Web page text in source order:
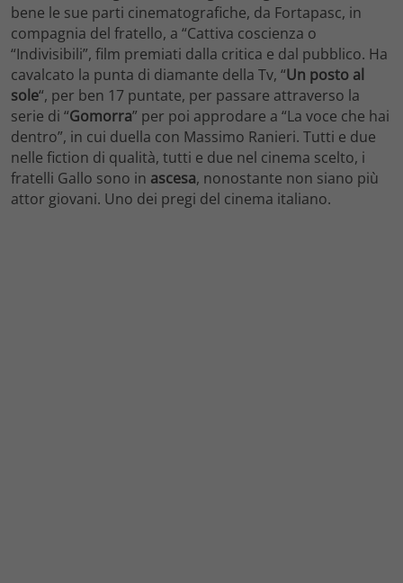
bene le sue parti cinematografiche, da Fortapasc, in
compagnia del fratello, a “Cattiva coscienza o
“Indivisibili”, film premiati dalla critica e dal pubblico. Ha
cavalcato la punta di diamante della Tv, “Un posto al
sole“, per ben 17 puntate, per passare attraverso la
serie di “Gomorra” per poi approdare a “La voce che hai
dentro”, in cui duella con Massimo Ranieri. Tutti e due
nelle fiction di qualità, tutti e due nel cinema scelto, i
fratelli Gallo sono in ascesa, nonostante non siano più
attor giovani. Uno dei pregi del cinema italiano.